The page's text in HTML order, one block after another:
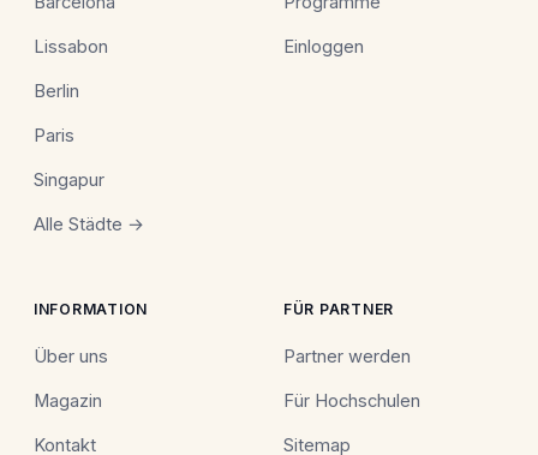
Lissabon
Berlin
Paris
Singapur
Alle Städte →
Einloggen
INFORMATION
Über uns
Magazin
Kontakt
FÜR PARTNER
Partner werden
Für Hochschulen
Sitemap